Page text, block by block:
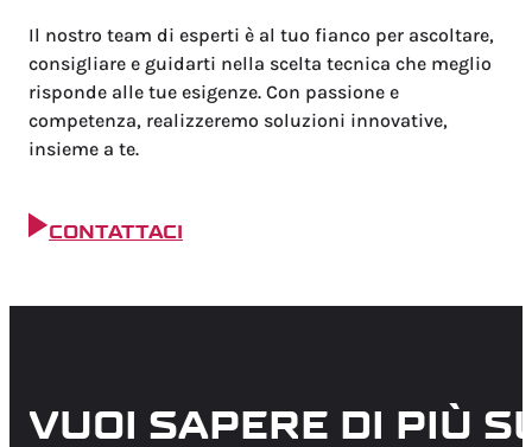
Il nostro team di esperti è al tuo fianco per ascoltare,
consigliare e guidarti nella scelta tecnica che meglio
risponde alle tue esigenze. Con passione e
competenza, realizzeremo soluzioni innovative,
insieme a te.
CONTATTACI
VUOI SAPERE DI PIÙ